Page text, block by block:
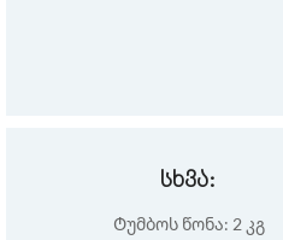
სხვა:
Ტუმბოს წონა: 2 კგ